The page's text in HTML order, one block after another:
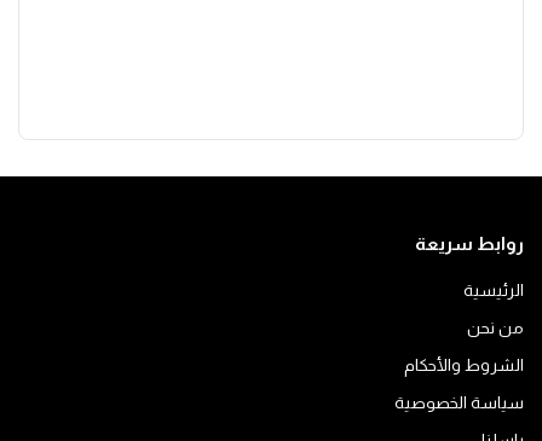
روابط سريعة
الرئيسية
من نحن
الشروط والأحكام
سياسة الخصوصية